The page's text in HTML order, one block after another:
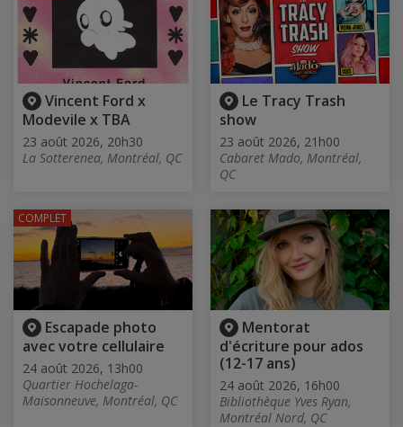
Vincent Ford x
Modevile x TBA
23 août 2026, 20h30
La Sotterenea, Montréal, QC
Le Tracy Trash
show
23 août 2026, 21h00
Cabaret Mado, Montréal,
QC
Escapade photo
avec votre cellulaire
24 août 2026, 13h00
Quartier Hochelaga-
Maisonneuve, Montréal, QC
COMPLET
Mentorat
d'écriture pour ados
(12-17 ans)
24 août 2026, 16h00
Bibliothèque Yves Ryan,
Montréal Nord, QC